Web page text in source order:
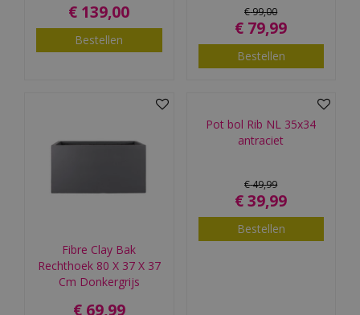
€ 139,00
Bestellen
€99,00
€ 79,99
Bestellen
Fibre Clay Bak
Rechthoek 80 X 37 X 37
Cm Donkergrijs
€ 69,99
Pot bol Rib NL 35x34
antraciet
€49,99
€ 39,99
Bestellen